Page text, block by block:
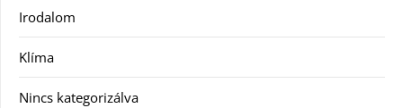
Irodalom
Klíma
Nincs kategorizálva